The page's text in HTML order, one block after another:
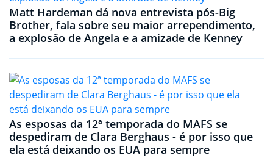
Matt Hardeman dá nova entrevista pós-Big
Brother, fala sobre seu maior arrependimento,
a explosão de Angela e a amizade de Kenney
As esposas da 12ª temporada do MAFS se
despediram de Clara Berghaus - é por isso que
ela está deixando os EUA para sempre